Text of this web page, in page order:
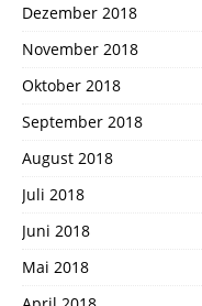
Dezember 2018
November 2018
Oktober 2018
September 2018
August 2018
Juli 2018
Juni 2018
Mai 2018